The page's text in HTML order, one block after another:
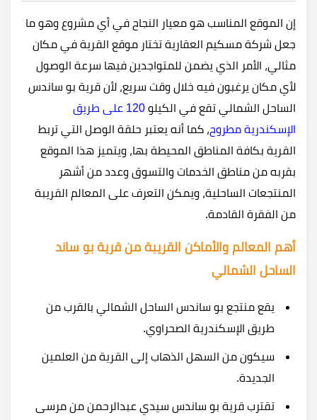
إن الموقع المناسب هو معيار النجاح في أي مشروع وهو ما
جعل شركة مسكيم العقارية تختار موقع القرية في مكان
مثالي، الأمر الذي يضمن للمتواجدين فيها سرعة الوصول
لأي مكان يرغبون فيه خلال وقت سريع، لأن قرية بو ساندس
الساحل الشمالي تقع في الكيلو
120 على طريق
الإسكندرية مطروح، كما أنه يعتبر حلقة الوصل التي تربط
القرية بكافة المناطق المحيطة بها، ويتميز هذا الموقع
بقربه من مناطق الخدمات والتسوق وعدد من أشهر
المنتجعات الساحلية، ويمكن التعرف على المعالم القريبة
من الفقرة القادمة.
أهم المعالم والأماكن القريبة من قرية بو ساند
الساحل الشمالي
يقع منتجع بو ساندس الساحل الشمالي بالقرب من
طريق الإسكندرية الصحراوي.
سيكون من السهل الذهاب إلى القرية من العلمين
الجديدة.
تقترب قرية بو ساندس سيدي عبدالرحمن من مرسى